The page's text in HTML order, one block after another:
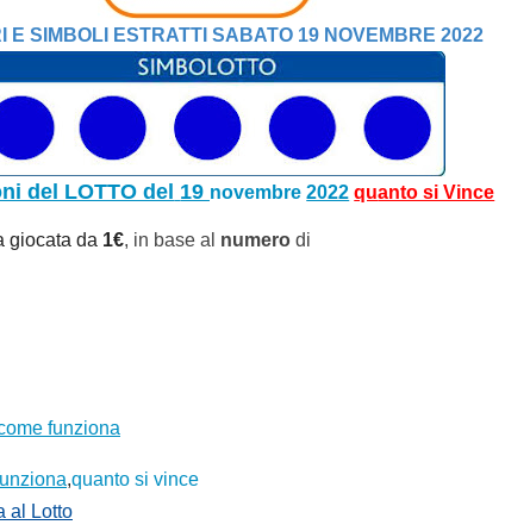
E SIMBOLI ESTRATTI SABATO 19 NOVEMBRE 2022
del LOTTO del 19 novembre 2022 quanto si Vince
giocata da 1€, in base al numero di
funziona
,quanto si vince
al Lotto